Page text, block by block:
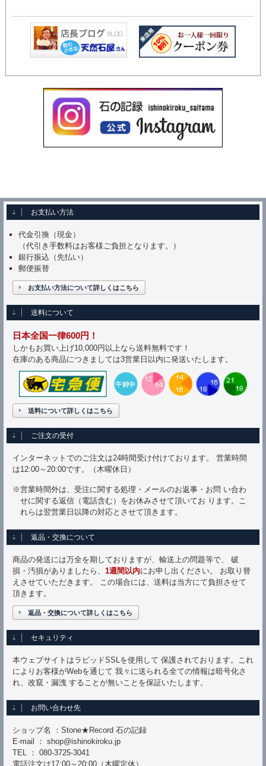
お支払い方法
代金引換（現金）
（代引き手数料はお客様ご負担となります。）
銀行振込（先払い）
郵便振替
お支払い方法について詳しくはこちら
送料について
日本全国一律600円！
しかもお買い上げ10,000円以上なら送料無料です！
在庫のある商品につきましては3営業日以内に発送いたします。
送料について詳しくはこちら
ご注文の受付
インターネットでのご注文は24時間受け付けております。 営業時間
は12:00～20:00です。（木曜休日）
※営業時間外は、受注に関する処理・メールのお返事・お問 い合わ
せに関する返信（電話含む）をお休みさせて頂いてお ります。こ
れらは翌営業日以降の対応とさせて頂きます。
返品・交換について
商品の発送には万全を期しておりますが、輸送上の問題等で、 破
損・汚損がありましたら、 1週間以内にお申し出ください。 お取り替
えさせていただきます。 この場合には、送料は当方にて負担させて
頂きます。
返品・交換について詳しくはこちら
セキュリティ
本ウェブサイトはラピッドSSLを使用して 保護されております。これ
によりお客様がWebを通じて 我々に送られる全ての情報は暗号化さ
れ、改竄・漏洩 することが無いことを保証いたします。
お問い合わせ先
ショップ名 ：Stone★Record 石の記録
E-mail ： shop@ishinokiroku.jp
TEL ： 080-3725-3041
電話注文は17:00～20:00（木曜定休）